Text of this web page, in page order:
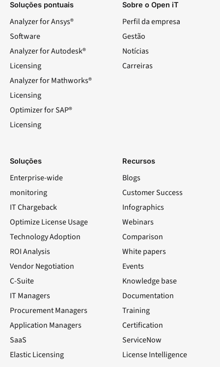
Soluções pontuais
Analyzer for Ansys®
Software
Analyzer for Autodesk®
Licensing
Analyzer for Mathworks®
Licensing
Optimizer for SAP®
Licensing
Sobre o Open iT
Perfil da empresa
Gestão
Notícias
Carreiras
Soluções
Enterprise-wide
monitoring
IT Chargeback
Optimize License Usage
Technology Adoption
ROI Analysis
Vendor Negotiation
C-Suite
IT Managers
Procurement Managers
Application Managers
SaaS
Elastic Licensing
Recursos
Blogs
Customer Success
Infographics
Webinars
Comparison
White papers
Events
Knowledge base
Documentation
Training
Certification
ServiceNow
License Intelligence